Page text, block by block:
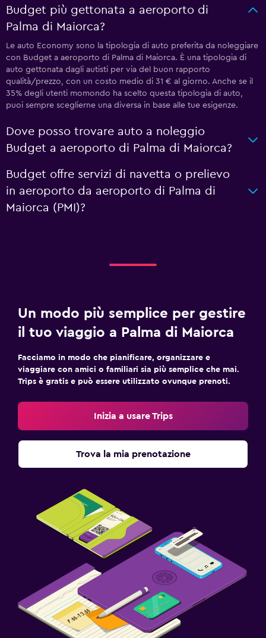
Budget più gettonata a aeroporto di
Palma di Maiorca?
Le auto Economy sono la tipologia di auto preferita da noleggiare
con Budget a aeroporto di Palma di Maiorca. È una tipologia di
auto gettonata dagli autisti per via del buon rapporto
qualità/prezzo, con un costo medio di 31 € al giorno. Anche se il
35% degli utenti momondo ha scelto questa tipologia di auto,
puoi sempre sceglierne una diversa in base alle tue esigenze.
Dove posso trovare auto a noleggio
Budget a aeroporto di Palma di Maiorca?
Budget offre servizi di navetta o prelievo
in aeroporto da aeroporto di Palma di
Maiorca (PMI)?
Un modo più semplice per gestire
il tuo viaggio a Palma di Maiorca
Facciamo in modo che pianificare, organizzare e
viaggiare con amici o familiari sia più semplice che mai.
Trips è gratis e può essere utilizzato ovunque prenoti.
Inizia a usare Trips
Trova la mia prenotazione